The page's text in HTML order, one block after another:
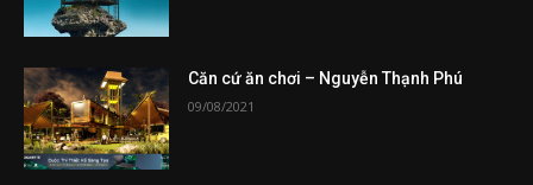
Căn cứ ăn chơi – Nguyễn Thạnh Phú
09/08/2021